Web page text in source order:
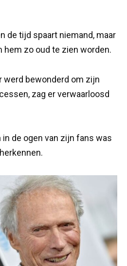
de tijd spaart niemand, maar
hem zo oud te zien worden.
werd bewonderd om zijn
zag er verwaarloosd
de ogen van zijn fans was